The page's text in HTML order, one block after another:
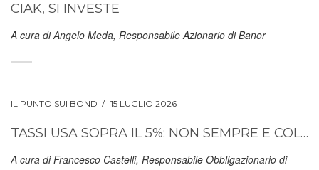
CIAK, SI INVESTE
A cura di Angelo Meda, Responsabile Azionario di Banor
IL PUNTO SUI BOND 15 LUGLIO 2026
TASSI USA SOPRA IL 5%: NON SEMPRE È COLPA DELL’INFLAZIONE
A cura di Francesco Castelli, Responsabile Obbligazionario di